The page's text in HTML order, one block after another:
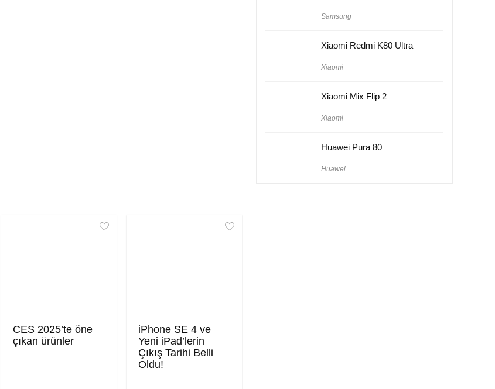
CES 2025’te öne
çıkan ürünler
iPhone SE 4 ve
Yeni iPad’lerin
Çıkış Tarihi Belli
Oldu!
Samsung
Xiaomi Redmi K80 Ultra
Xiaomi
Xiaomi Mix Flip 2
Xiaomi
Huawei Pura 80
Huawei